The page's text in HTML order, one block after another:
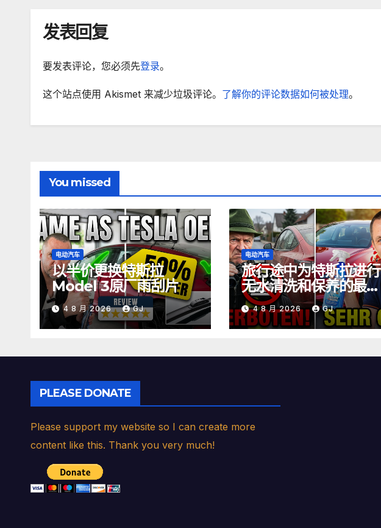
发表回复
要发表评论，您必须先登录。
这个站点使用 Akismet 来减少垃圾评论。 了解你的评论数据如何被处理。
You missed
电动汽车
以半价更换特斯拉
Model 3原厂雨刮片
4 8 月 2026 GJ
电动汽车
旅行途中为特斯拉进行
无水清洗和保养的最佳
方法
4 8 月 2026 GJ
PLEASE DONATE
Please support my website so I can create more
content like this. Thank you very much!